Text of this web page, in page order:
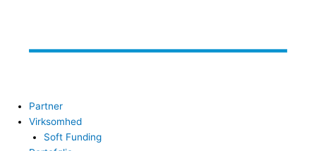
Partner
Virksomhed
Soft Funding